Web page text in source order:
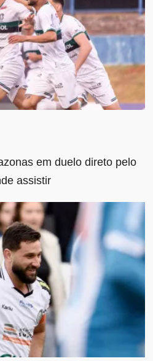
em duelo direto pelo
assistir